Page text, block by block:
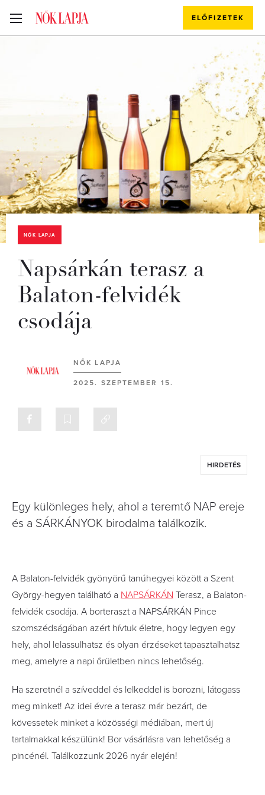
ELŐFIZETEK
NŐK LAPJA
Napsárkán terasz a
Balaton-felvidék
csodája
NŐK LAPJA
2025. SZEPTEMBER 15.
HIRDETÉS
Egy különleges hely, ahol a teremtő NAP ereje
és a SÁRKÁNYOK birodalma találkozik.
A Balaton-felvidék gyönyörű tanúhegyei között a Szent
György-hegyen található a NAPSÁRKÁN Terasz, a Balaton-
felvidék csodája. A borteraszt a NAPSÁRKÁN Pince
szomszédságában azért hívtuk életre, hogy legyen egy
hely, ahol lelassulhatsz és olyan érzéseket tapasztalhatsz
meg, amelyre a napi őrületben nincs lehetőség.
Ha szeretnél a szíveddel és lelkeddel is borozni, látogass
meg minket! Az idei évre a terasz már bezárt, de
kövessetek minket a közösségi médiában, mert új
tartalmakkal készülünk! Bor vásárlásra van lehetőség a
pincénél. Találkozzunk 2026 nyár elején!